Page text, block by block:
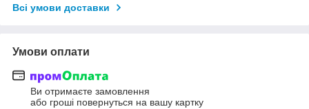
Всі умови доставки
Умови оплати
Ви отримаєте замовлення
або гроші повернуться на вашу картку